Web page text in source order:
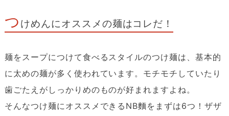
つ けめんにオススメの麺はコレだ！
麺をスープにつけて食べるスタイルのつけ麺は、基本的
に太めの麺が多く使われています。モチモチしていたり
歯ごたえがしっかりめのものが好まれますよね。
そんなつけ麺にオススメできるNB麵をまずは6つ！ザザ